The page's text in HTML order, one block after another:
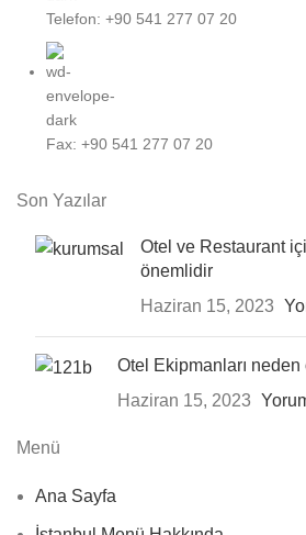
Telefon: +90 541 277 07 20
Fax: +90 541 277 07 20
Son Yazılar
Otel ve Restaurant
önemlidir
Haziran 15, 2023
Otel Ekipmanları
Haziran 15, 2023
Menü
Ana Sayfa